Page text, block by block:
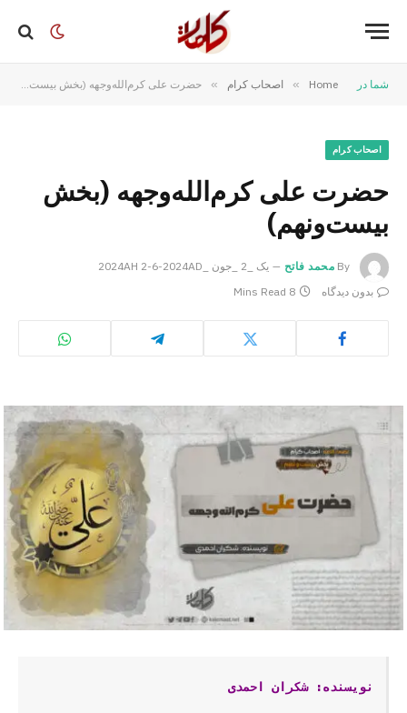
شما در Home
» اصحاب کرام » حضرت علی کرم‌الله‌وجهه (بخش بیست‌ونهم)
اصحاب کرام
حضرت علی کرم‌الله‌وجهه (بخش
بیست‌ونهم)
By محمد فاتح
یک _2 _جون _2024AH 2-6-2024AD
بدون دیدگاه
8 Mins Read
نویسنده: شکران احمدی